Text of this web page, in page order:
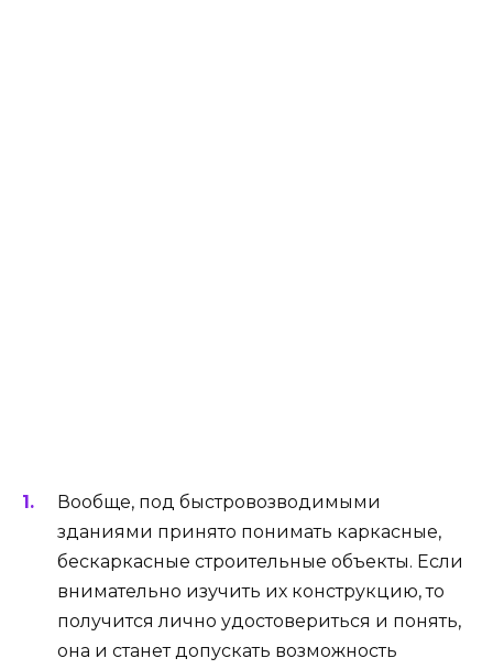
Вообще, под быстровозводимыми
зданиями принято понимать каркасные,
бескаркасные строительные объекты. Если
внимательно изучить их конструкцию, то
получится лично удостовериться и понять,
она и станет допускать возможность